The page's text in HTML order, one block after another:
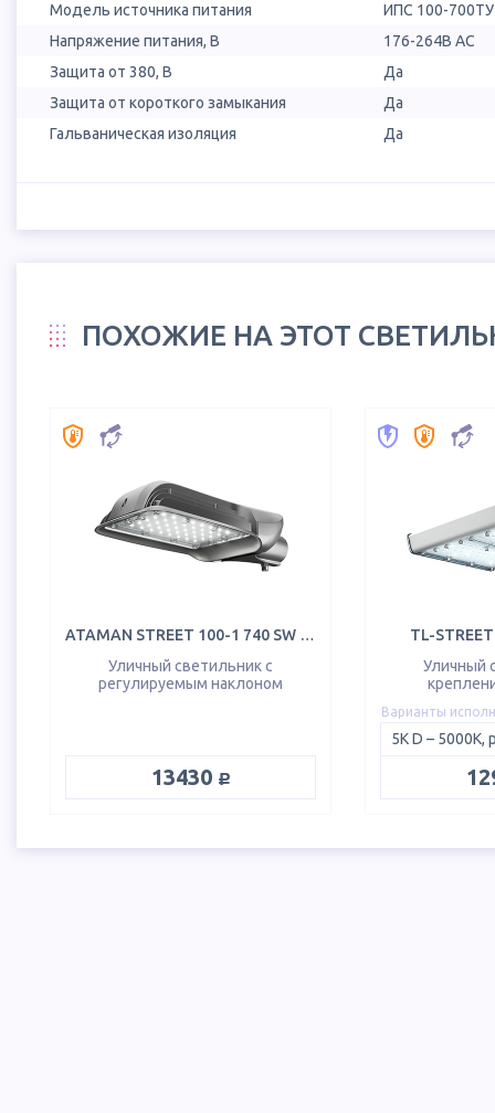
Модель источника питания
ИПС 100-700ТУ
Напряжение питания, В
176-264В AC
Защита от 380, В
Да
Защита от короткого замыкания
Да
Гальваническая изоляция
Да
ПОХОЖИЕ НА ЭТОТ
ATAMAN STREET 100-1 740 SW R31
Уличный светильник с
регулируемым наклоном
13430 руб.
TL-
Уличный
Варианты